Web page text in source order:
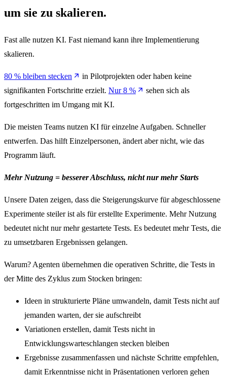
um sie zu skalieren.
Fast alle nutzen KI. Fast niemand kann ihre Implementierung
skalieren.
80 % bleiben stecken
in Pilotprojekten oder haben keine
signifikanten Fortschritte erzielt. Nur 8 %
sehen sich als
fortgeschritten im Umgang mit KI.
Die meisten Teams nutzen KI für einzelne Aufgaben. Schneller
entwerfen. Das hilft Einzelpersonen, ändert aber nicht, wie das
Programm läuft.
Mehr Nutzung = besserer Abschluss, nicht nur mehr Starts
Unsere Daten zeigen, dass die Steigerungskurve für abgeschlossene
Experimente steiler ist als für erstellte Experimente. Mehr Nutzung
bedeutet nicht nur mehr gestartete Tests. Es bedeutet mehr Tests, die
zu umsetzbaren Ergebnissen gelangen.
Warum? Agenten übernehmen die operativen Schritte, die Tests in
der Mitte des Zyklus zum Stocken bringen:
Ideen in strukturierte Pläne umwandeln, damit Tests nicht auf
jemanden warten, der sie aufschreibt
Variationen erstellen, damit Tests nicht in
Entwicklungswarteschlangen stecken bleiben
Ergebnisse zusammenfassen und nächste Schritte empfehlen,
damit Erkenntnisse nicht in Präsentationen verloren gehen